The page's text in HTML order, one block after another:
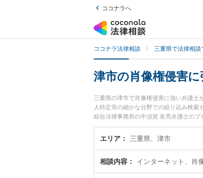
ココナラへ
ココナラ法律相談 三重県で法律相談
津市の肖像権侵害
三重県の津市で肖像権侵害に強い弁護士
人特定等の細かな分野での絞り込み検
綜合法律事務所の中須賀 友亮弁護士の
相談したい』『肖像権侵害のトラブル解
りの相談者さんにおすすめです。
エリア 三重県、津市
相談内容 インターネット、肖